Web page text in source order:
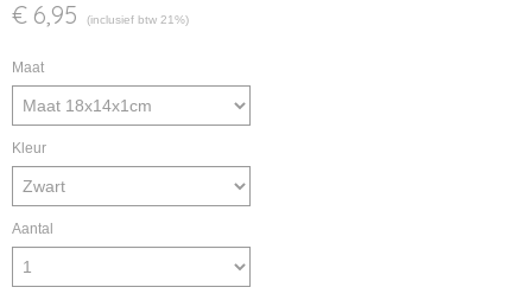
€ 6,95 (inclusief btw 21%)
Maat
Kleur
Aantal